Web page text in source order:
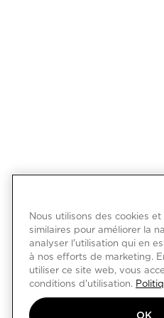
Nous utilisons des cookies
similaires pour améliorer la
analyser l'utilisation qui en
à nos efforts de marketing.
utiliser ce site web, vous
conditions d'utilisation.
OK